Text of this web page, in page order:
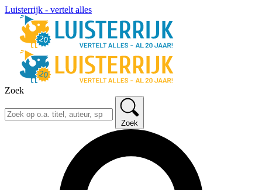
Luisterrijk - vertelt alles
Zoek
Zoek